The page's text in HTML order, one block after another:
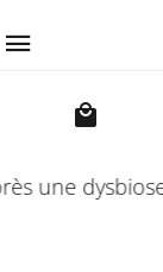
une dysbiose